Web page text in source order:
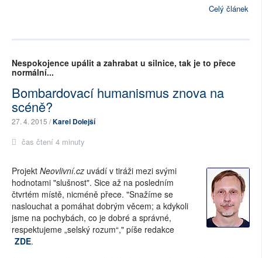
Celý článek
Nespokojence upálit a zahrabat u silnice, tak je to přece
normální...
Bombardovací humanismus znova na
scéně?
27. 4. 2015 /Karel Dolejší
čas čtení 4 minuty
Projekt Neovlivní.cz uvádí v tiráži mezi svými
hodnotami "slušnost". Sice až na posledním
čtvrtém místě, nicméně přece. "Snažíme se
naslouchat a pomáhat dobrým věcem; a kdykoli
jsme na pochybách, co je dobré a správné,
respektujeme „selský rozum“," píše redakce
ZDE.